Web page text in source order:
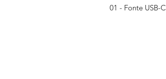
01 - Fonte USB-C